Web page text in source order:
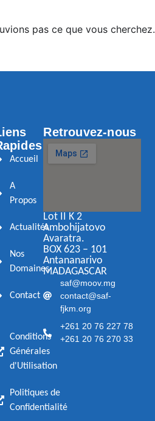
pas ce que vous cherchez.
Accueil
A
Propos
Actualités
Nos
Domaines
Contact
Conditions
Générales
d'Utilisation
Politiques de
Confidentialité
Retrouvez-nous
Lot II K 2
Ambohijatovo
Avaratra.
BOX 623 – 101
Antananarivo
MADAGASCAR
saf@moov.mg
contact@saf-
fjkm.org
+261 20 76 227 78
+261 20 76 270 33